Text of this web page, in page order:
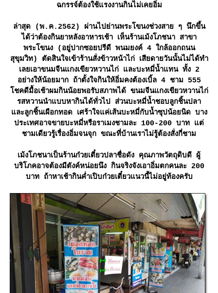
ฉกรรจ์ต้องใช้แรงงานกินไม่เคยอิ่ม
ล่าสุด (พ.ค.2562) ผ่านไปย่านพระโขนงช่วงสาย ๆ นึกขึ้น
ได้ว่าต้องกินยาหลังอาหารเช้า เห็นร้านเม้งโภชนา สาขา
พระโขนง (อยู่ปากซอยปรีดี พนมยงค์ 4 ใกล้ออกถนน
สุขุมวิท) ตัดสินใจเข้าร้านสั่งข้าวหน้าไก่ เสียดายวันนั้นไม่ได้ทำ
เลยเอาขนมจีนแกงเขียวหวานไก่ และบะหมี่น้ำแทน ทั้ง 2
อย่างให้น้อยมาก ถ้าตั้งใจกินให้อิ่มคงต้องเบิ้ล 4 ชาม 555
ชคดีมื้อเช้าผมกินน้อยพอรับสภาพได้ ขนมจีนแกงเขียวหวานไก่
รสหวานนำแบบหากินได้ทั่วไป ส่วนบะหมี่น้ำชอบลูกชิ้นปลา
ละลูกชิ้นเผือกทอด เศร้าใจแค่เส้นบะหมี่กับน้ำซุปน้อยนิด บาง
ประเทศอาจขายบะหมี่หรือราเมงชามละ 100-200 บาท แต่
ชามเดียวรู้เรื่องอิ่มจนจุก ขณะที่บ้านเราไม่รู้ต้องสั่งกี่ชาม
เม้งโภชนาเป็นร้านก๋วยเตี๋ยวปลาชื่อดัง คุณภาพวัตถุดิบดี ผู้
บริโภคอาจต้องมีตังค์หน่อยนึง กินจริงจังเอาอิ่มตกคนละ 200
บาท ถ้าหาเช้ากินค่ำเปิบก๋วยเตี๋ยวแนวนี้ไม่อยู่ท้องครับ